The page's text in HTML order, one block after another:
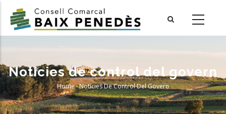
main
Notícies de control del govern
Breadcrumb
Home-Notícies De Control Del Govern